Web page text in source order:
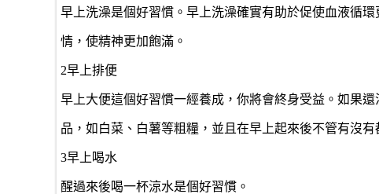
早上洗澡是個好習慣。早上洗澡確實有助於促使血液循
情，使精神更加飽滿。
2早上排便
早上大便這個好習慣一經養成，你將會終身受益。如果
品，如白菜、白薯等粗糧，並且在早上起來後不管有沒
3早上喝水
醒過來後喝一杯涼水是個好習慣。